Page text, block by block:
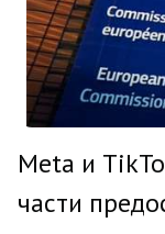
Meta и
части